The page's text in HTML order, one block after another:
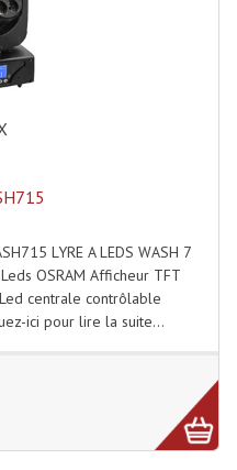
LYRE A LEDS WASH 7
OSRAM Afficheur TFT
centrale contrôlable
ici pour lire la suite...